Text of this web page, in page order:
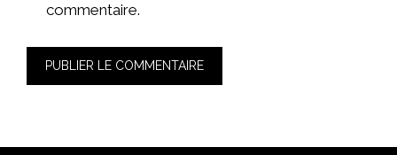
commentaire.